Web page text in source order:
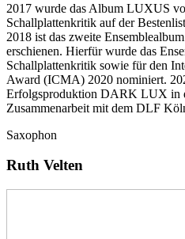
2017 wurde das Album LUXUS
Schallplattenkritik auf der
2018 ist das zweite
erschienen. Hierfür wurde das
Schallplattenkritik sowie für den
Award (ICMA) 2020 nominiert.
Erfolgsproduktion DARK LUX in
Zusammenarbeit mit dem DLF
Saxophon
Ruth Velten